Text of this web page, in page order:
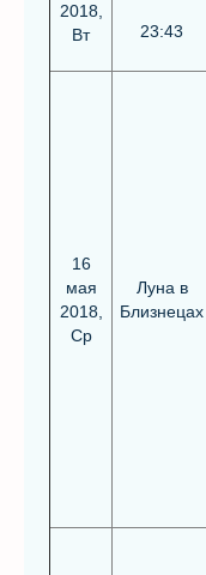
2018,
Вт
23:43
16
мая
2018,
Ср
Луна в
Близнецах